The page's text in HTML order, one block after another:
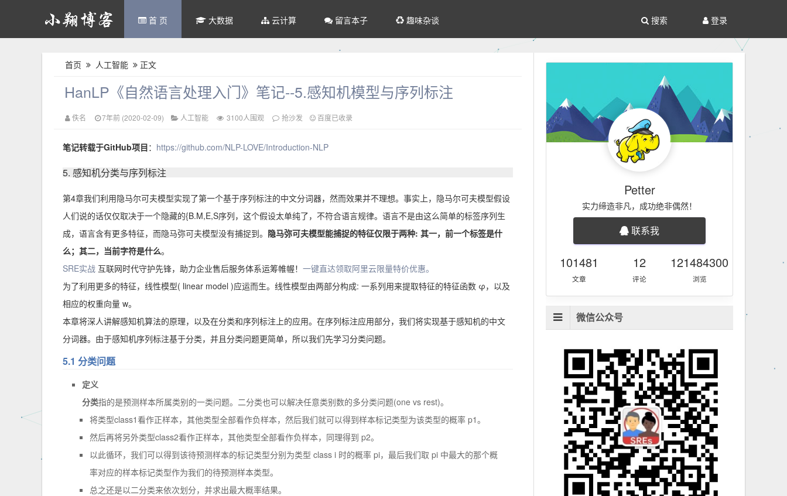
首 页 大数据 云计算 留言本子 趣味杂谈 登录
搜索
首页 人工智能 正文
HanLP《自然语言处理入门》笔记--5.感知机模型与序列标注
佚名 7年前 (2020-02-09) 人工智能 3100人围观 抢沙发 百度已收录
笔记转载于GitHub项目： https://github.com/NLP-LOVE/Introduction-NLP
5. 感知机分类与序列标注
第4章我们利用隐马尔可夫模型实现了第一个基于序列标注的中文分词器，然而效果并不理想。事实上，隐马尔可夫模型假设
人们说的话仅仅取决于一个隐藏的{B.M,E,S序列，这个假设太单纯了，不符合语言规律。语言不是由这么简单的标签序列生
成，语言含有更多特征，而隐马弥可夫模型没有捕捉到。 隐马弥可夫模型能捕捉的特征仅限于两种: 其一，前一个标签是什
么；其二，当前字符是什么。
SRE实战 互联网时代守护先锋，助力企业售后服务体系运筹帷幄！ 一键直达领取阿里云限量特价优惠。
为了利用更多的特征，线性模型( linear model )应运而生。线性模型由两部分构成: 一系列用来提取特征的特征函数 φ，以及
相应的权重向量 w。
本章将深人讲解感知机算法的原理，以及在分类和序列标注上的应用。在序列标注应用部分，我们将实现基于感知机的中文
分词器。由于感知机序列标注基于分类，并且分类问题更简单，所以我们先学习分类问题。
5.1 分类问题
定义
分类指的是预测样本所属类别的一类问题。二分类也可以解决任意类别数的多分类问题(one vs rest)。
将类型class1看作正样本，其他类型全部看作负样本，然后我们就可以得到样本标记类型为该类型的概率 p1。
然后再将另外类型class2看作正样本，其他类型全部看作负样本，同理得到 p2。
以此循环，我们可以得到该待预测样本的标记类型分别为类型 class i 时的概率 pi，最后我们取 pi 中最大的那个概
率对应的样本标记类型作为我们的待预测样本类型。
总之还是以二分类来依次划分，并求出最大概率结果。
Petter
实力缔造非凡，成功绝非偶然！
联系我
101481
文章
12
评论
121484300
浏览
微信公众号